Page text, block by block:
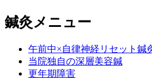
鍼灸メニュー
午前中×自律神経リセット鍼
当院独自の深層美容鍼
更年期障害